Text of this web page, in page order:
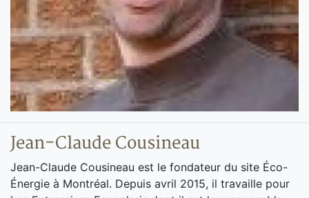
Jean-Claude Cousineau
Jean-Claude Cousineau est le fondateur du site Éco-
Énergie à Montréal. Depuis avril 2015, il travaille pour